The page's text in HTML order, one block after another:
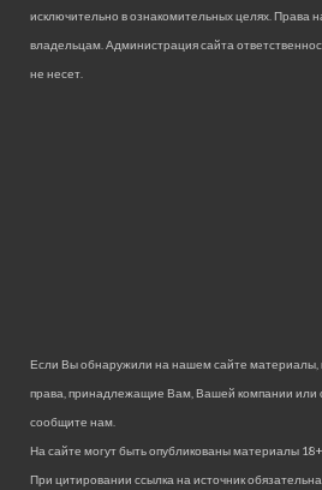
исключительно в ознакомительных целях. Права
владельцам. Администрация сайта
не несет.
Если Вы обнаружили на нашем сайте материалы,
права, принадлежащие Вам, Вашей компании или
сообщите нам.
На сайте могут быть опубликованы материалы
При цитировании ссылка на источник обязательна.